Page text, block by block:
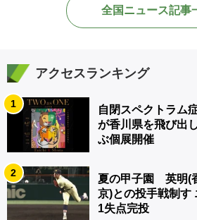
全国ニュース記事
アクセスランキング
1
自閉スペクトラム
が香川県を飛び出
ぶ個展開催
2
夏の甲子園 英明(
京)との投手戦制す
1失点完投